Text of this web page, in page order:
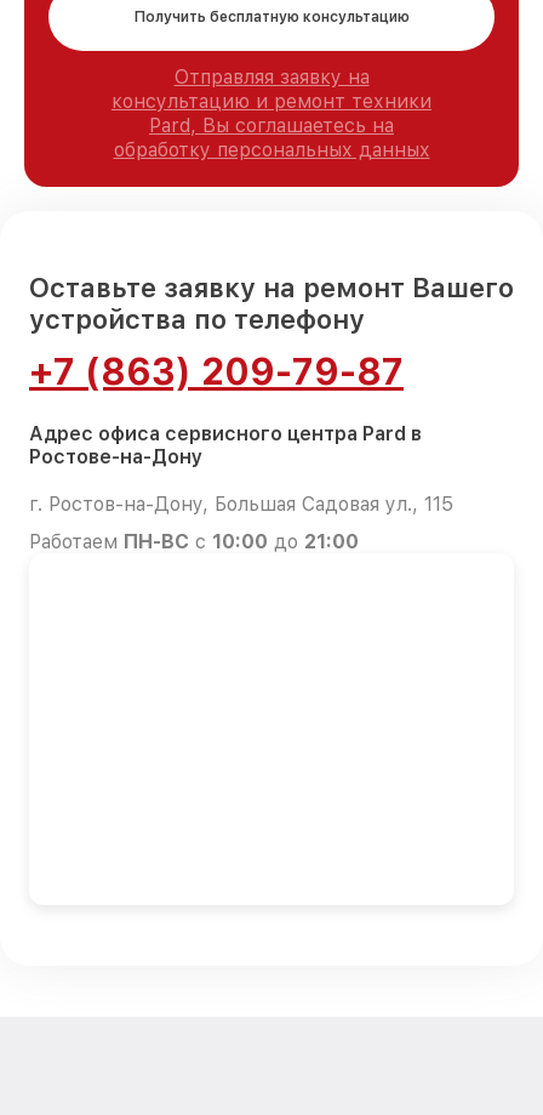
Получить бесплатную консультацию
Отправляя заявку на
консультацию и ремонт техники
Pard, Вы соглашаетесь на
обработку персональных данных
Оставьте заявку на ремонт Вашего
устройства по телефону
+7 (863) 209-79-87
Адрес офиса сервисного центра Pard в
Ростове-на-Дону
г. Ростов-на-Дону, Большая Садовая ул., 115
Работаем ПН-ВС с 10:00 до 21:00